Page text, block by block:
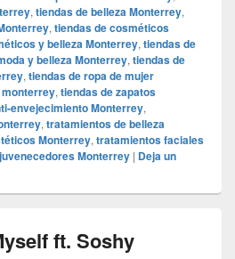
, tiendas de belleza Monterrey,
, tiendas de cosméticos
y belleza Monterrey, tiendas de
y belleza Monterrey, tiendas de
, tiendas de ropa de mujer
, tiendas de zapatos
envejecimiento Monterrey,
, tratamientos de belleza
Monterrey, tratamientos faciales
Monterrey | Deja un
ft. Soshy